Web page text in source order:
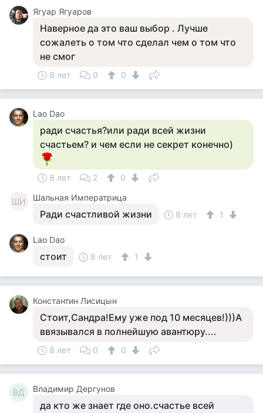
Ягуар Ягуаров
Наверное да это ваш выбор . Лучше
сожалеть о том что сделал чем о том что
не смог
8 лет 0 0
Lao Dao
ради счастья?или ради всей жизни
счастьем? и чем если не секрет конечно)
8 лет 2 0
ШИ Шальная Императрица
Ради счастливой жизни 8 лет 1
Lao Dao
стоит 8 лет 1
Константин Лисицын
Стоит,Сандра!Ему уже под 10 месяцев!)))А
ввязывался в полнейшую авантюру....
8 лет 0 0
ВД Владимир Дергунов
да кто же знает где оно.счастье всей